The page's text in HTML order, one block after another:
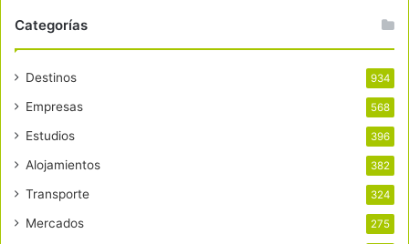
Categorías
Destinos 934
Empresas 568
Estudios 396
Alojamientos 382
Transporte 324
Mercados 275